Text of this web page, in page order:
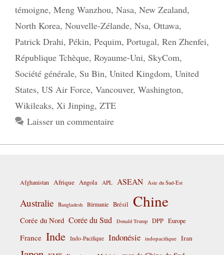
témoigne, Meng Wanzhou, Nasa, New Zealand,
North Korea, Nouvelle-Zélande, Nsa, Ottawa,
Patrick Drahi, Pékin, Pequim, Portugal, Ren Zhenfei,
République Tchèque, Royaume-Uni, SkyCom,
Société générale, Su Bin, United Kingdom, United
States, US Air Force, Vancouver, Washington,
Wikileaks, Xi Jinping, ZTE
Laisser un commentaire
Afghanistan Afrique Angola APL ASEAN Asie du Sud-Est
Australie Bangladesh Birmanie Brésil Chine
Corée du Nord Corée du Sud Donald Trump DPP Europe
France Inde Indo-Pacifique Indonésie indopacifique Iran